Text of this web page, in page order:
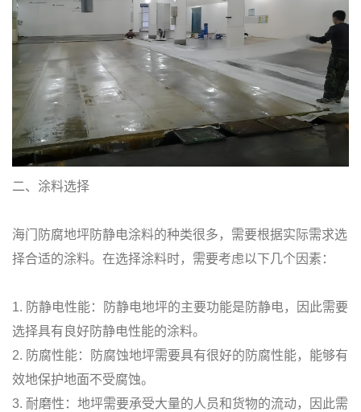
二、涂料选择
海门防腐地坪防静电涂料的种类很多，需要根据实际需求选
择合适的涂料。在选择涂料时，需要考虑以下几个因素：
1. 防静电性能：防静电地坪的主要功能是防静电，因此需要
选择具有良好防静电性能的涂料。
2. 防腐性能：防腐蚀地坪需要具有很好的防腐性能，能够有
效地保护地面不受腐蚀。
3. 耐磨性：地坪需要承受大量的人员和货物的流动，因此需